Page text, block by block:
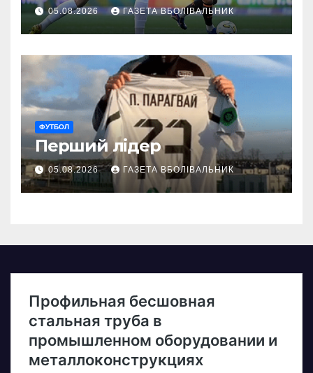
05.08.2026 ГАЗЕТА ВБОЛІВАЛЬНИК
ФУТБОЛ
Перший лідер
05.08.2026 ГАЗЕТА ВБОЛІВАЛЬНИК